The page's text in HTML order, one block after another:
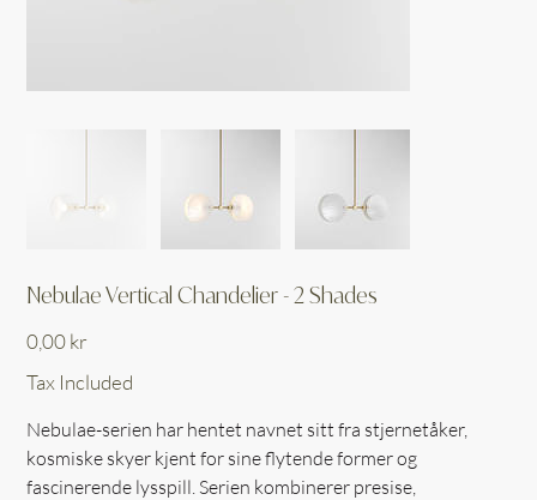
Nebulae Vertical Chandelier - 2 Shades
0,00 kr
Tax Included
Nebulae-serien har hentet navnet sitt fra stjernetåker,
kosmiske skyer kjent for sine flytende former og
fascinerende lysspill. Serien kombinerer presise,